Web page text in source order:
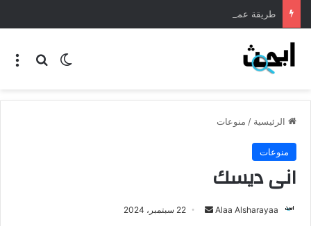
طريقة عمل المنسف الاردني
الرئيسية / منوعات
منوعات
انى ديسك
Alaa Alsharayaa 22 سبتمبر، 2024